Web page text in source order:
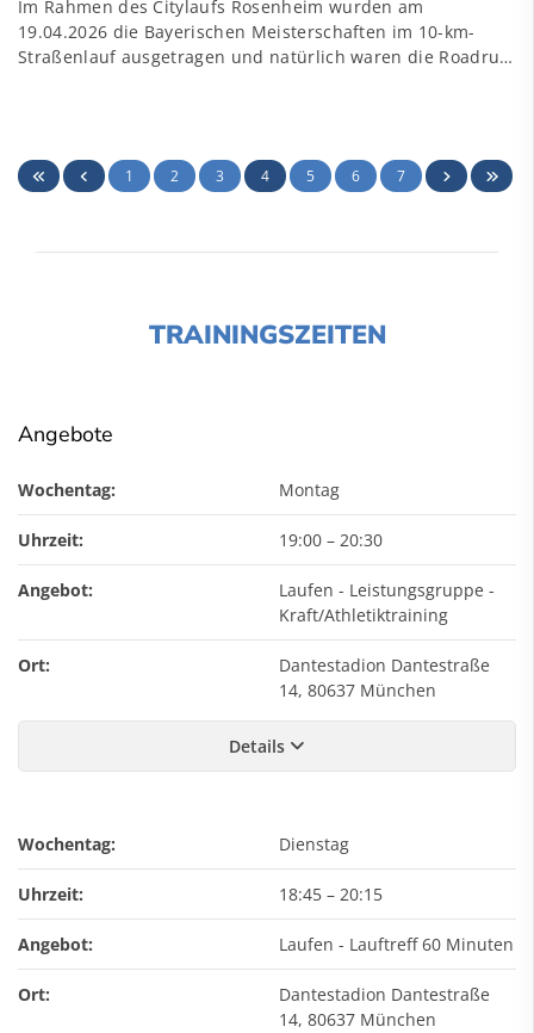
Im Rahmen des Citylaufs Rosenheim wurden am
19.04.2026 die Bayerischen Meisterschaften im 10-km-
Straßenlauf ausgetragen und natürlich waren die Roadru…
1 2 3 4 5 6 7
TRAININGSZEITEN
Angebote
Wochentag: Montag
Uhrzeit: 19:00 – 20:30
Angebot:
Laufen - Leistungsgruppe -
Kraft/Athletiktraining
Ort:
Dantestadion Dantestraße
14, 80637 München
Details
Wochentag: Dienstag
Uhrzeit: 18:45 – 20:15
Angebot: Laufen - Lauftreff 60 Minuten
Ort:
Dantestadion Dantestraße
14, 80637 München